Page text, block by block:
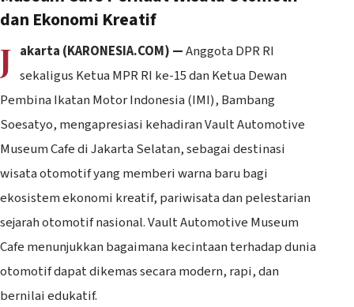
dan Ekonomi Kreatif
J akarta (KARONESIA.COM) —Anggota DPR RI
sekaligus Ketua MPR RI ke-15 dan Ketua Dewan
Pembina Ikatan Motor Indonesia (IMI), Bambang
Soesatyo, mengapresiasi kehadiran Vault Automotive
Museum Cafe di Jakarta Selatan, sebagai destinasi
wisata otomotif yang memberi warna baru bagi
ekosistem ekonomi kreatif, pariwisata dan pelestarian
sejarah otomotif nasional. Vault Automotive Museum
Cafe menunjukkan bagaimana kecintaan terhadap dunia
otomotif dapat dikemas secara modern, rapi, dan
bernilai edukatif.